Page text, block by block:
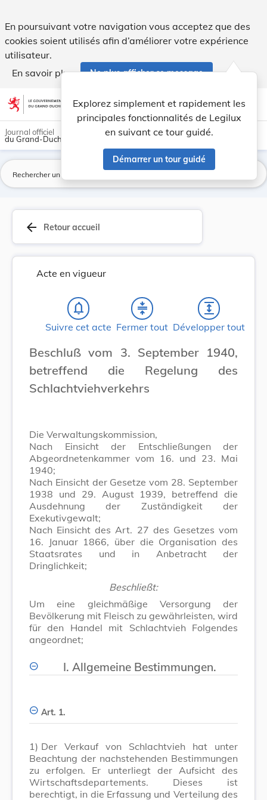
En poursuivant votre navigation vous acceptez que des
cookies soient utilisés afin d’améliorer votre expérience
utilisateur.
En savoir plus
Ne plus afficher ce message
Aller au contenu account_circle help Aide
Explorez simplement et rapidement les
principales fonctionnalités de Legilux
en suivant ce tour guidé.
Démarrer un tour guidé
light_mode dark_mode
Journal officiel
du Grand-Duché de Luxembourg
arrow_back Retour accueil
Acte en vigueur
notifications_none
Suivre cet acte
compress
Fermer tout
expand
Développer tout
Beschluß vom 3. September 1940,
betreffend die Regelung des
Schlachtviehverkehrs
Die VerwaItungskommission,
Nach Einsicht der Entschließungen der
Abgeordnetenkammer vom 16. und 23. Mai
1940;
Nach Einsicht der Gesetze vom 28. September
1938 und 29. August 1939, betreffend die
Ausdehnung der Zuständigkeit der
Exekutivgewalt;
Nach Einsicht des Art. 27 des Gesetzes vom
16. Januar 1866, über die Organisation des
Staatsrates und in Anbetracht der
Dringlichkeit;
Beschließt:
Um eine gleichmäßige Versorgung der
Bevölkerung mit Fleisch zu gewährleisten, wird
für den Handel mit Schlachtvieh Folgendes
angeordnet;
I. Allgemeine Bestimmungen.
Art. 1.
1) Der Verkauf von Schlachtvieh hat unter
Beachtung der nachstehenden Bestimmungen
zu erfolgen. Er unterliegt der Aufsicht des
Wirtschaftsdepartements. Dieses ist
berechtigt, in die Erfassung und Verteilung des